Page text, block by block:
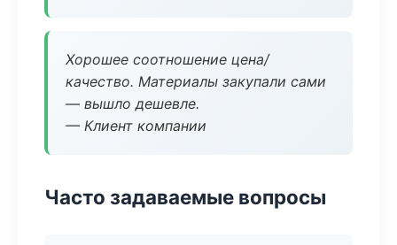
Хорошее соотношение цена/
качество. Материалы закупали сами
— вышло дешевле.
— Клиент компании
Часто задаваемые вопросы